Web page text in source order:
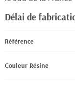
Délai de
Référence
Couleur Résine